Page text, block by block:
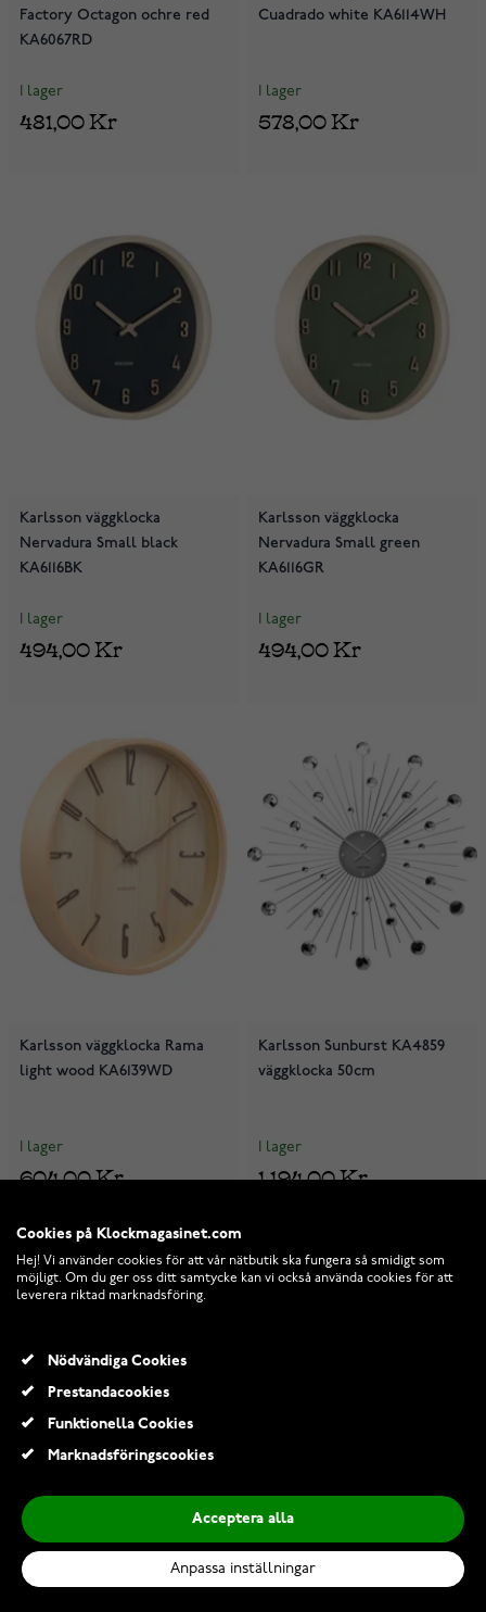
Factory Octagon ochre red
KA6067RD
I lager
481,00 Kr
Cuadrado white KA6114WH
I lager
578,00 Kr
Karlsson väggklocka
Nervadura Small black
KA6116BK
I lager
494,00 Kr
Karlsson väggklocka
Nervadura Small green
KA6116GR
I lager
494,00 Kr
Karlsson väggklocka Rama
light wood KA6139WD
I lager
604,00 Kr
Karlsson Sunburst KA4859
väggklocka 50cm
I lager
1 194,00 Kr
Karlsson Sunburst Black
-28%
Karlsson DIY Cubic KA5698BK
Cookies på Klockmagasinet.com
Hej! Vi använder cookies för att vår nätbutik ska fungera så smidigt som
möjligt. Om du ger oss ditt samtycke kan vi också använda cookies för att
leverera riktad marknadsföring.
Nödvändiga Cookies
Prestandacookies
Funktionella Cookies
Marknadsföringscookies
Acceptera alla
Anpassa inställningar